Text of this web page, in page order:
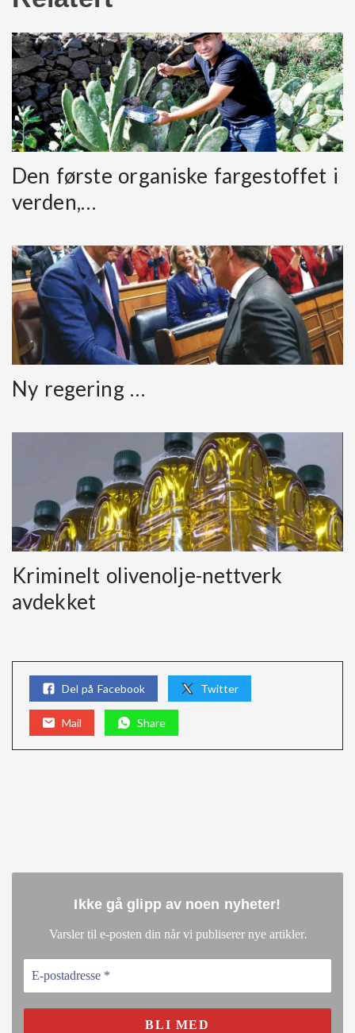
Den første organiske fargestoffet i
verden,…
Ny regering …
Kriminelt olivenolje-nettverk
avdekket
Del på Facebook Twitter
Mail Share
Ikke gå glipp av noen nyheter!
Varsler til e-posten din når vi publiserer nye artikler.